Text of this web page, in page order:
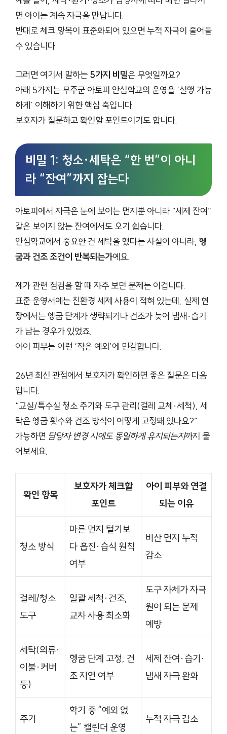
면 아이는 계속 자극을 만납니다.
반대로 체크 항목이 표준화되어 있으면 누적 자극이 줄어들
수 있습니다.
그러면 여기서 말하는 5가지 비밀은 무엇일까요?
아래 5가지는 무주군 아토피 안심학교의 운영을 ‘실행 가능
하게’ 이해하기 위한 핵심 축입니다.
보호자가 질문하고 확인할 포인트이기도 합니다.
비밀 1: 청소·세탁은 “한 번”이 아니
라 “잔여”까지 잡는다
아토피에서 자극은 눈에 보이는 먼지뿐 아니라 “세제 잔여”
같은 보이지 않는 잔여에서도 오기 쉽습니다.
안심학교에서 중요한 건 세탁을 했다는 사실이 아니라, 헹
굼과 건조 조건이 반복되는가예요.
제가 관련 점검을 할 때 자주 보던 문제는 이겁니다.
표준 운영서에는 친환경 세제 사용이 적혀 있는데, 실제 현
장에서는 헹굼 단계가 생략되거나 건조가 늦어 냄새·습기
가 남는 경우가 있었죠.
아이 피부는 이런 ‘작은 예외’에 민감합니다.
26년 최신 관점에서 보호자가 확인하면 좋은 질문은 다음
입니다.
“교실/특수실 청소 주기와 도구 관리(걸레 교체·세척), 세
탁은 헹굼 횟수와 건조 방식이 어떻게 고정돼 있나요?”
가능하면 담당자 변경 시에도 동일하게 유지되는지까지 물
어보세요.
확인 항목
보호자가 체크할
포인트
아이 피부와 연결
되는 이유
청소 방식
마른 먼지 털기보
다 흡진·습식 원칙
여부
비산 먼지 누적
감소
걸레/청소
도구
일괄 세척·건조,
교차 사용 최소화
도구 자체가 자극
원이 되는 문제
예방
세탁(의류·
이불·커버
등)
헹굼 단계 고정, 건
조 지연 여부
세제 잔여·습기·
냄새 자극 완화
주기
학기 중 “예외 없
는” 캘린더 운영
누적 자극 감소